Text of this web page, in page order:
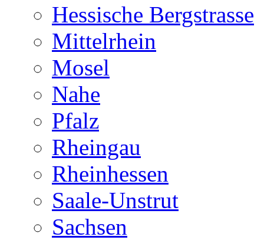
Hessische Bergstrasse
Mittelrhein
Mosel
Nahe
Pfalz
Rheingau
Rheinhessen
Saale-Unstrut
Sachsen